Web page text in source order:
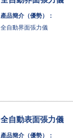
產品簡介（優勢）：
全自動界面張力儀
全自動表面張力儀
產品簡介（優勢）：